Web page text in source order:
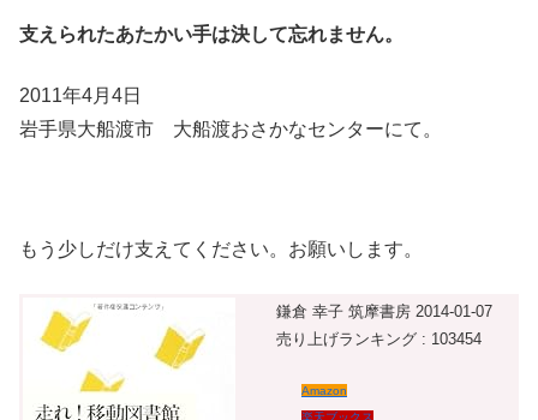
支えられたあたかい手は決して忘れません。
2011年4月4日
岩手県大船渡市 大船渡おさかなセンターにて。
もう少しだけ支えてください。お願いします。
鎌倉 幸子 筑摩書房 2014-01-07
売り上げランキング : 103454
Amazon
楽天ブックス